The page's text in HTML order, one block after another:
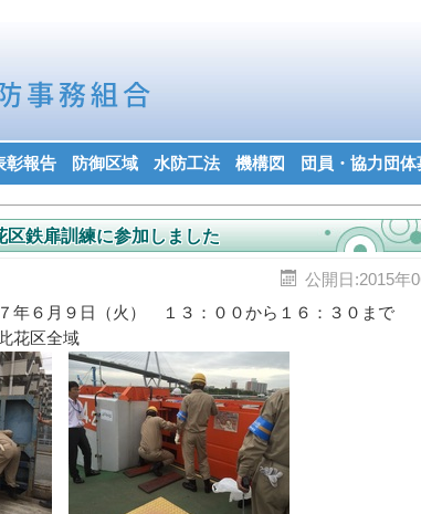
彰報告 防御区域 水防工法 機構図 団員・協力団体
鉄扉訓練に参加しました
公開日:2015年
年６月９日（火） １３：００から１６：３０まで
花区全域